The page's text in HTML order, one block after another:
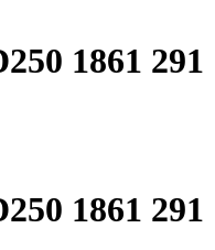
1861 291
1861 291